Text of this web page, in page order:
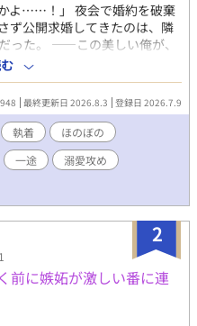
かよ……！」 夜会で婚約を破棄
ず公開求婚してきたのは、隣
った。 ——この美しい俺が、
い！ 不本意ながら始まった
ろかとんでもない策士だっ
保護なほど甘やかしてくる。
ない。 ロイディは婚約破棄の
こう見えて前世は起業家。
をもたらしながら、自分を侮
えたのだ。 そんな異様に沸
れっぱなしで——！？ 無能を
げられない生意気ツンデレ
最終更新日 2026.8.3 登録日 2026.7.9
執着
ほのぼの
一途
溺愛攻め
2
前に嫉妬が激しい番に連